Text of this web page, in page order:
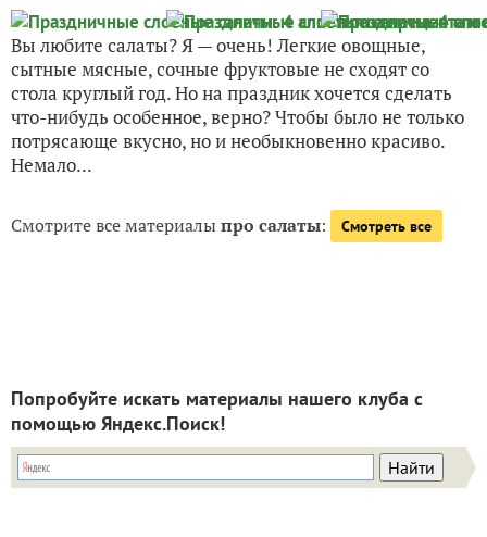
Вы любите салаты? Я — очень! Легкие овощные,
сытные мясные, сочные фруктовые не сходят со
стола круглый год. Но на праздник хочется сделать
что-нибудь особенное, верно? Чтобы было не только
потрясающе вкусно, но и необыкновенно красиво.
Немало...
Смотрите все материалыпро салаты: Смотреть все
Попробуйте искать материалы нашего клуба с
помощью Яндекс.Поиск!